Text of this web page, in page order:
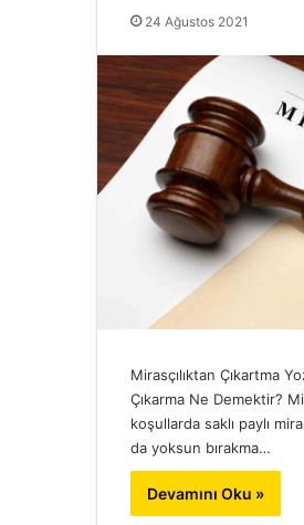
24 Ağustos 2021
Mirasçılıktan Çıkartma
Çıkarma Ne Demektir?
koşullarda saklı paylı
da yoksun bırakma…
Devamını Oku »